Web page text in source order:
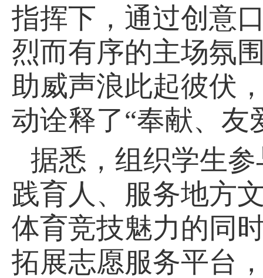
指挥下，通过创意
烈而有序的主场氛
助威声浪此起彼伏
动诠释了“奉献、友
据悉，组织学生
践育人、服务地方
体育竞技魅力的同
拓展志愿服务平台